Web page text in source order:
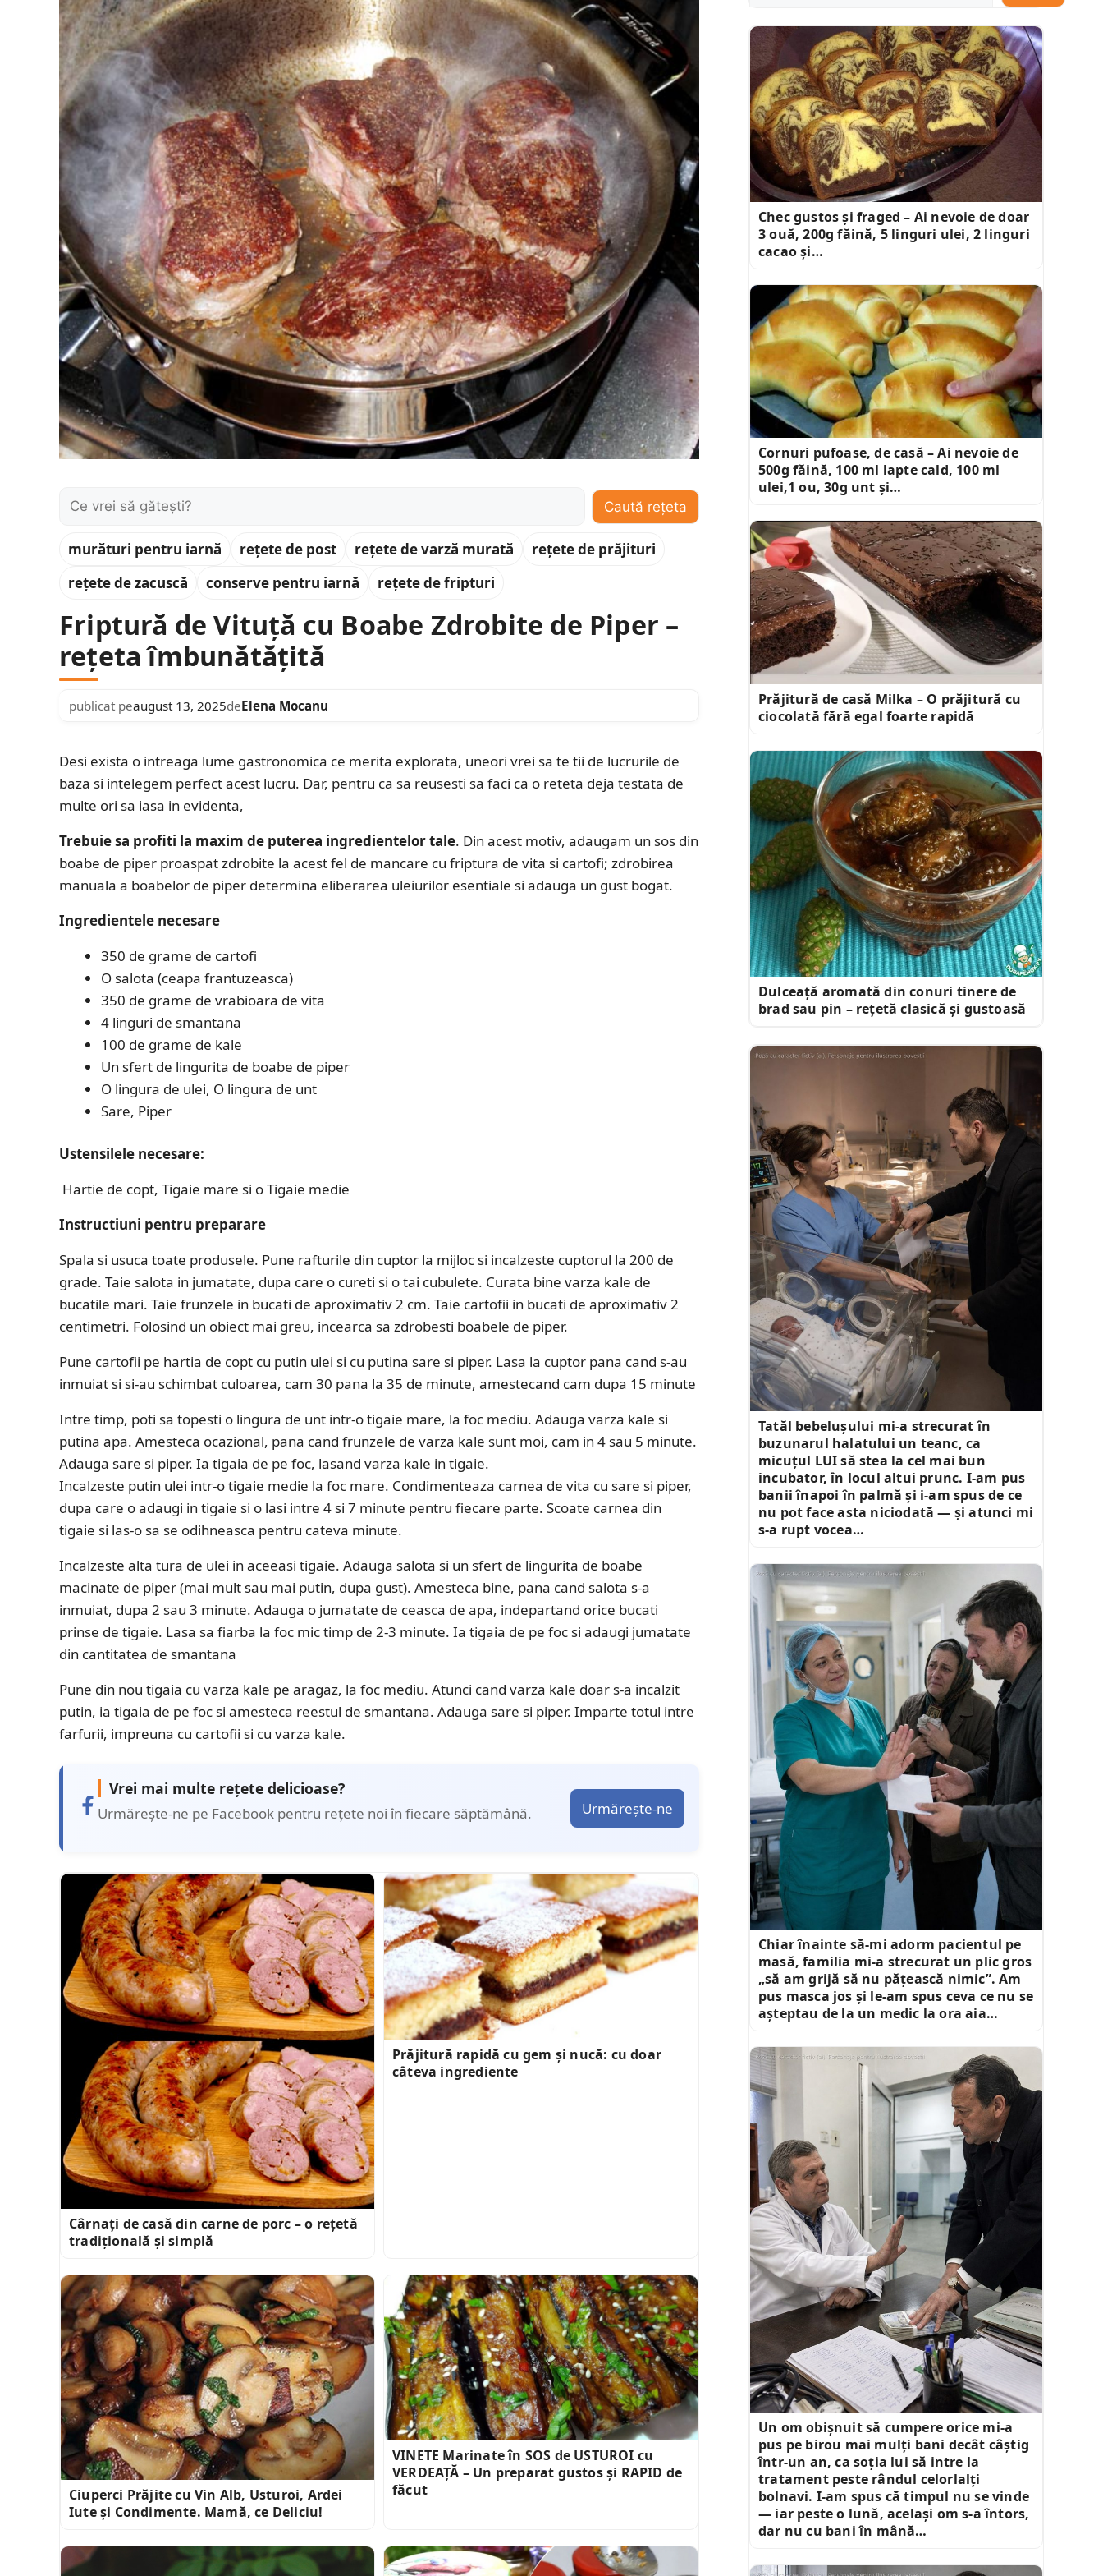
Caută: Caută rețeta
murături pentru iarnă rețete de post rețete de varză murată
rețete de prăjituri
rețete de zacuscă
conserve pentru iarnă rețete de fripturi
Friptură de Vituță cu Boabe Zdrobite de Piper –
rețeta îmbunătățită
publicat peaugust 13, 2025deElena Mocanu
Desi exista o intreaga lume gastronomica ce merita explorata, uneori vrei sa te tii de lucrurile de
baza si intelegem perfect acest lucru. Dar, pentru ca sa reusesti sa faci ca o reteta deja testata de
multe ori sa iasa in evidenta,
Trebuie sa profiti la maxim de puterea ingredientelor tale. Din acest motiv, adaugam un sos din
boabe de piper proaspat zdrobite la acest fel de mancare cu friptura de vita si cartofi; zdrobirea
manuala a boabelor de piper determina eliberarea uleiurilor esentiale si adauga un gust bogat.
Ingredientele necesare
350 de grame de cartofi
O salota (ceapa frantuzeasca)
350 de grame de vrabioara de vita
4 linguri de smantana
100 de grame de kale
Un sfert de lingurita de boabe de piper
O lingura de ulei, O lingura de unt
Sare, Piper
Ustensilele necesare:
Hartie de copt, Tigaie mare si o Tigaie medie
Instructiuni pentru preparare
Spala si usuca toate produsele. Pune rafturile din cuptor la mijloc si incalzeste cuptorul la 200 de
grade. Taie salota in jumatate, dupa care o cureti si o tai cubulete. Curata bine varza kale de
bucatile mari. Taie frunzele in bucati de aproximativ 2 cm. Taie cartofii in bucati de aproximativ 2
centimetri. Folosind un obiect mai greu, incearca sa zdrobesti boabele de piper.
Pune cartofii pe hartia de copt cu putin ulei si cu putina sare si piper. Lasa la cuptor pana cand s-au
inmuiat si si-au schimbat culoarea, cam 30 pana la 35 de minute, amestecand cam dupa 15 minute
Intre timp, poti sa topesti o lingura de unt intr-o tigaie mare, la foc mediu. Adauga varza kale si
putina apa. Amesteca ocazional, pana cand frunzele de varza kale sunt moi, cam in 4 sau 5 minute.
Adauga sare si piper. Ia tigaia de pe foc, lasand varza kale in tigaie.
Incalzeste putin ulei intr-o tigaie medie la foc mare. Condimenteaza carnea de vita cu sare si piper,
dupa care o adaugi in tigaie si o lasi intre 4 si 7 minute pentru fiecare parte. Scoate carnea din
tigaie si las-o sa se odihneasca pentru cateva minute.
Incalzeste alta tura de ulei in aceeasi tigaie. Adauga salota si un sfert de lingurita de boabe
macinate de piper (mai mult sau mai putin, dupa gust). Amesteca bine, pana cand salota s-a
inmuiat, dupa 2 sau 3 minute. Adauga o jumatate de ceasca de apa, indepartand orice bucati
prinse de tigaie. Lasa sa fiarba la foc mic timp de 2-3 minute. Ia tigaia de pe foc si adaugi jumatate
din cantitatea de smantana
Pune din nou tigaia cu varza kale pe aragaz, la foc mediu. Atunci cand varza kale doar s-a incalzit
putin, ia tigaia de pe foc si amesteca reestul de smantana. Adauga sare si piper. Imparte totul intre
farfurii, impreuna cu cartofii si cu varza kale.
Vrei mai multe rețete delicioase?
Urmărește-ne pe Facebook pentru rețete noi în fiecare săptămână. Urmărește-ne
Cârnați de casă din carne de porc – o rețetă
tradițională și simplă
Prăjitură rapidă cu gem și nucă: cu doar
câteva ingrediente
Ciuperci Prăjite cu Vin Alb, Usturoi, Ardei
Iute și Condimente. Mamă, ce Deliciu!
VINETE Marinate în SOS de USTUROI cu
VERDEAȚĂ – Un preparat gustos și RAPID de
făcut
Chec gustos și fraged – Ai nevoie de doar
3 ouă, 200g făină, 5 linguri ulei, 2 linguri
cacao și…
Cornuri pufoase, de casă – Ai nevoie de
500g făină, 100 ml lapte cald, 100 ml
ulei,1 ou, 30g unt și…
Prăjitură de casă Milka – O prăjitură cu
ciocolată fără egal foarte rapidă
Dulceață aromată din conuri tinere de
brad sau pin – rețetă clasică și gustoasă
Tatăl bebelușului mi-a strecurat în
buzunarul halatului un teanc, ca
micuțul LUI să stea la cel mai bun
incubator, în locul altui prunc. I-am pus
banii înapoi în palmă și i-am spus de ce
nu pot face asta niciodată — și atunci mi
s-a rupt vocea…
Chiar înainte să-mi adorm pacientul pe
masă, familia mi-a strecurat un plic gros
„să am grijă să nu pățească nimic”. Am
pus masca jos și le-am spus ceva ce nu se
așteptau de la un medic la ora aia…
Un om obișnuit să cumpere orice mi-a
pus pe birou mai mulți bani decât câștig
într-un an, ca soția lui să intre la
tratament peste rândul celorlalți
bolnavi. I-am spus că timpul nu se vinde
— iar peste o lună, același om s-a întors,
dar nu cu bani în mână…